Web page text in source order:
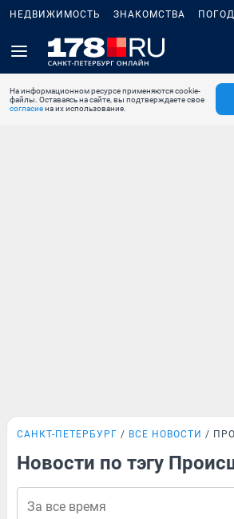
НЕДВИЖИМОСТЬ ЗНАКОМСТВА
На информационном ресурсе применяются cookie-
файлы. Оставаясь на сайте, вы подтверждаете свое
согласиена их использование.
САНКТ-ПЕТЕРБУРГ ВСЕ НОВОСТИ
Новости по тэгу